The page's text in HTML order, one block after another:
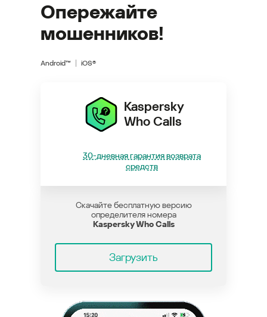
Опережайте
мошенников!
Android™ iOS®
Kaspersky
Who Calls
30-дневная гарантия возврата
средств
Скачайте бесплатную версию
определителя номера
Kaspersky Who Calls
Загрузить